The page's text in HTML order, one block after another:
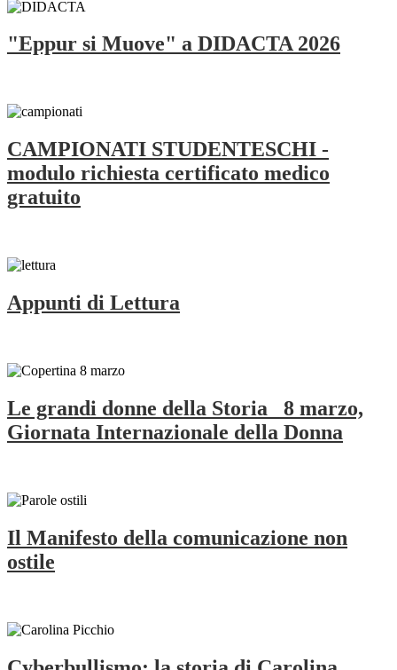
"Eppur si Muove" a DIDACTA 2026
CAMPIONATI STUDENTESCHI -
modulo richiesta certificato medico
gratuito
Appunti di Lettura
Le grandi donne della Storia_ 8 marzo,
Giornata Internazionale della Donna
Il Manifesto della comunicazione non
ostile